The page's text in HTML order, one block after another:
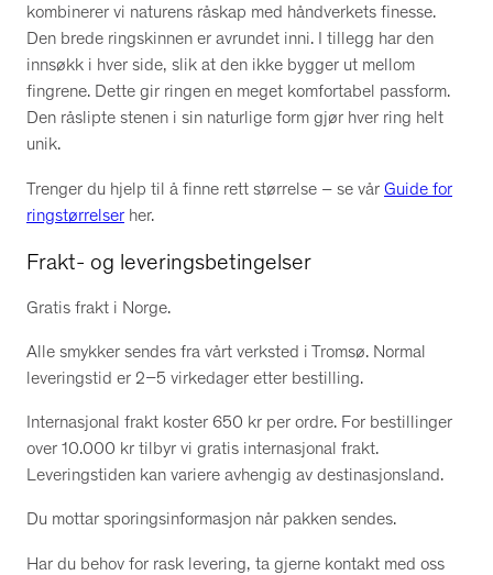
kombinerer vi naturens råskap med håndverkets finesse.
Den brede ringskinnen er avrundet inni. I tillegg har den
innsøkk i hver side, slik at den ikke bygger ut mellom
fingrene. Dette gir ringen en meget komfortabel passform.
Den råslipte stenen i sin naturlige form gjør hver ring helt
unik.
Trenger du hjelp til å finne rett størrelse – se vår Guide for
ringstørrelser her.
Frakt- og leveringsbetingelser
Gratis frakt i Norge.
Alle smykker sendes fra vårt verksted i Tromsø. Normal
leveringstid er 2–5 virkedager etter bestilling.
Internasjonal frakt koster 650 kr per ordre. For bestillinger
over 10.000 kr tilbyr vi gratis internasjonal frakt.
Leveringstiden kan variere avhengig av destinasjonsland.
Du mottar sporingsinformasjon når pakken sendes.
Har du behov for rask levering, ta gjerne kontakt med oss